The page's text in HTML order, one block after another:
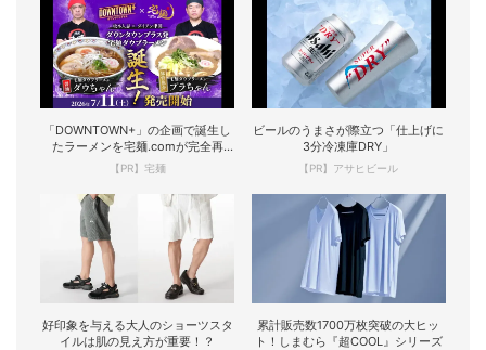
「DOWNTOWN+」の企画で誕生し
たラーメンを宅麺.comが完全再
現！
【PR】宅麺
ビールのうまさが際立つ「仕上げに
3分冷凍庫DRY」
【PR】アサヒビール
好印象を与える大人のショーツスタ
イルは肌の見え方が重要！？
累計販売数1700万枚突破の大ヒッ
ト！しまむら『超COOL』シリーズ